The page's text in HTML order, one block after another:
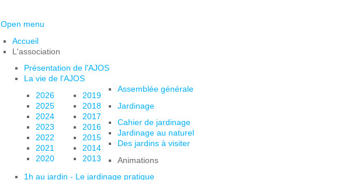
Open menu
Accueil
L'association
Présentation de l'AJOS
La vie de l'AJOS
2026
2025
2024
2023
2022
2021
2020
2019
2018
2017
2016
2015
2014
2013
Assemblée générale
Jardinage
Cahier de jardinage
Jardinage au naturel
Des jardins à visiter
Animations
1h au jardin - Le jardinage pratique